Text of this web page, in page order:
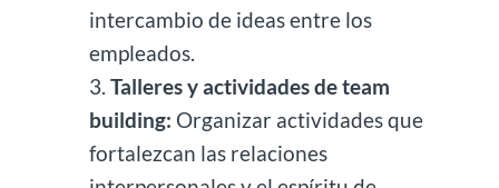
intercambio de ideas entre los
empleados.
Talleres y actividades de team
building: Organizar actividades que
fortalezcan las relaciones